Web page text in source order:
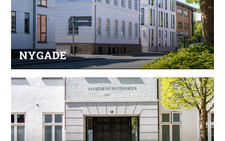
NYGADE